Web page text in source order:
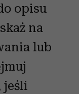
opisu
na
lub
jeśli